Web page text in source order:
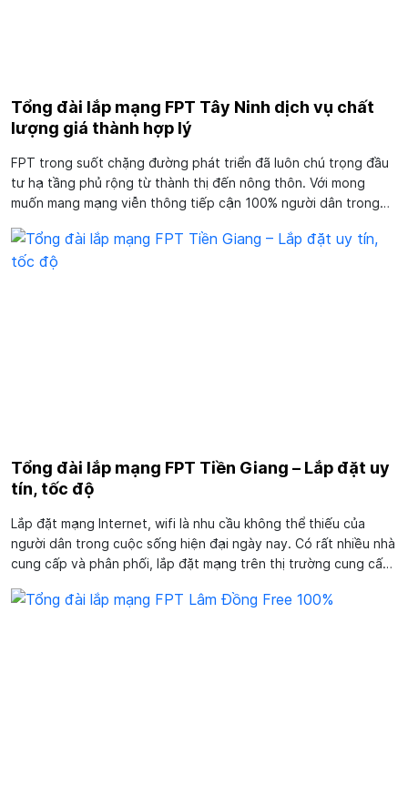
Tổng đài lắp mạng FPT Tây Ninh dịch vụ chất
lượng giá thành hợp lý
FPT trong suốt chặng đường phát triển đã luôn chú trọng đầu
tư hạ tầng phủ rộng từ thành thị đến nông thôn. Với mong
muốn mang mạng viễn thông tiếp cận 100% người dân trong
FPT Tây Ninh có trụ sở đặt tại...
Tổng đài lắp mạng FPT Tiền Giang – Lắp đặt uy
tín, tốc độ
Lắp đặt mạng Internet, wifi là nhu cầu không thể thiếu của
người dân trong cuộc sống hiện đại ngày nay. Có rất nhiều nhà
cung cấp và phân phối, lắp đặt mạng trên thị trường cung cấp
Giang là một trong số đó....